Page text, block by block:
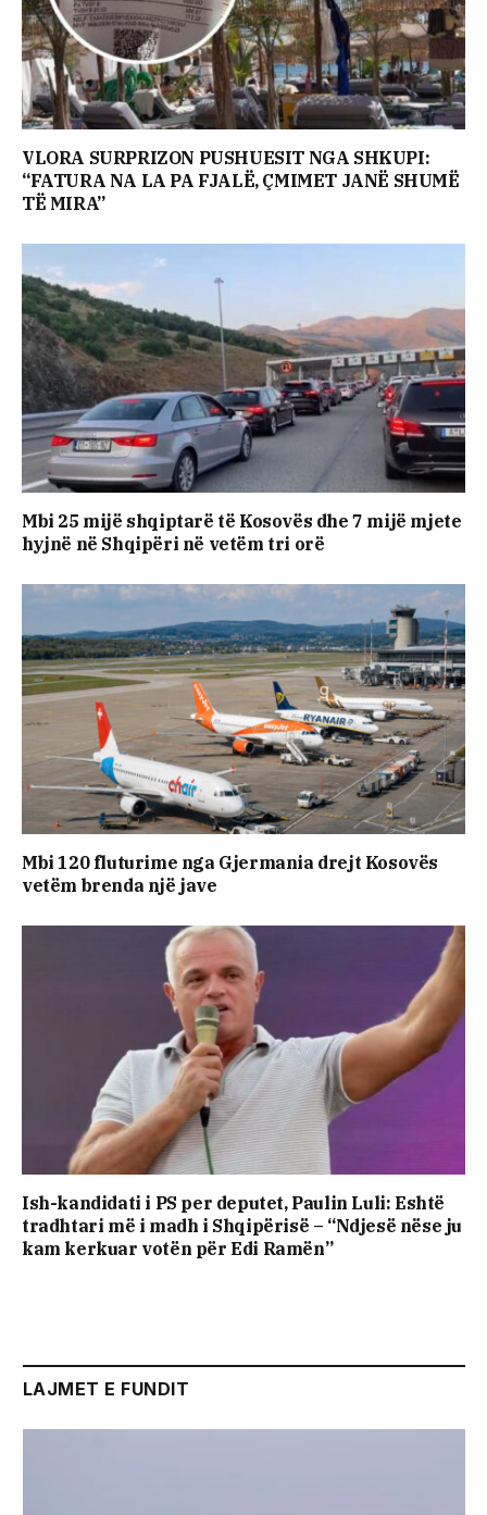
VLORA SURPRIZON PUSHUESIT NGA SHKUPI:
“FATURA NA LA PA FJALË, ÇMIMET JANË SHUMË
TË MIRA”
Mbi 25 mijë shqiptarë të Kosovës dhe 7 mijë mjete
hyjnë në Shqipëri në vetëm tri orë
Mbi 120 fluturime nga Gjermania drejt Kosovës
vetëm brenda një jave
Ish-kandidati i PS per deputet, Paulin Luli: Eshtë
tradhtari më i madh i Shqipërisë – “Ndjesë nëse ju
kam kerkuar votën për Edi Ramën”
LAJMET E FUNDIT